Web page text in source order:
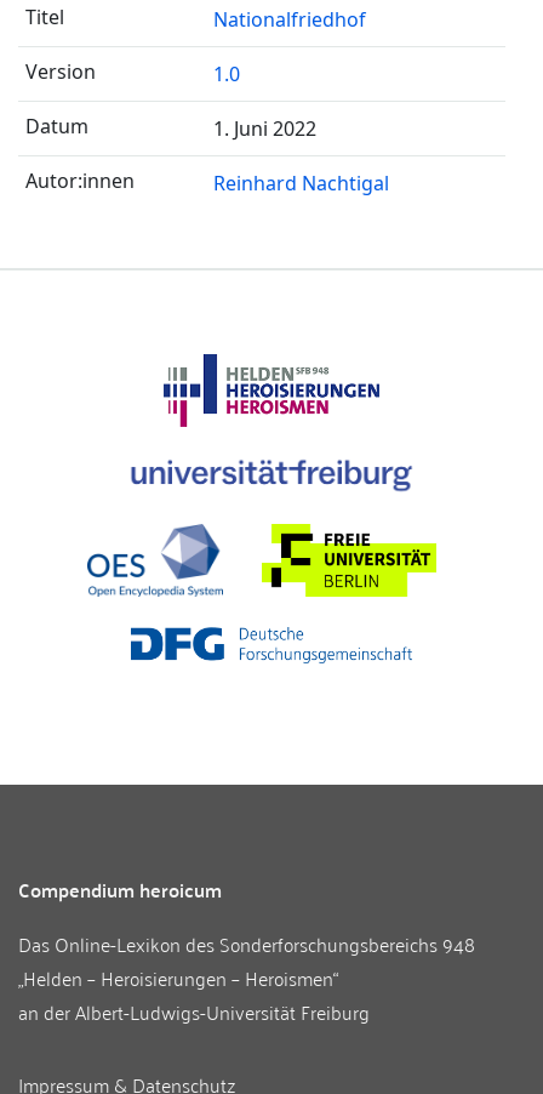
Nationalfriedhof
1.0
1. Juni 2022
Reinhard Nachtigal
Compendium heroicum
Das Online-Lexikon desSonderforschungsbereichs 948
„Helden – Heroisierungen – Heroismen“
an derAlbert-Ludwigs-Universität Freiburg
Impressum & Datenschutz